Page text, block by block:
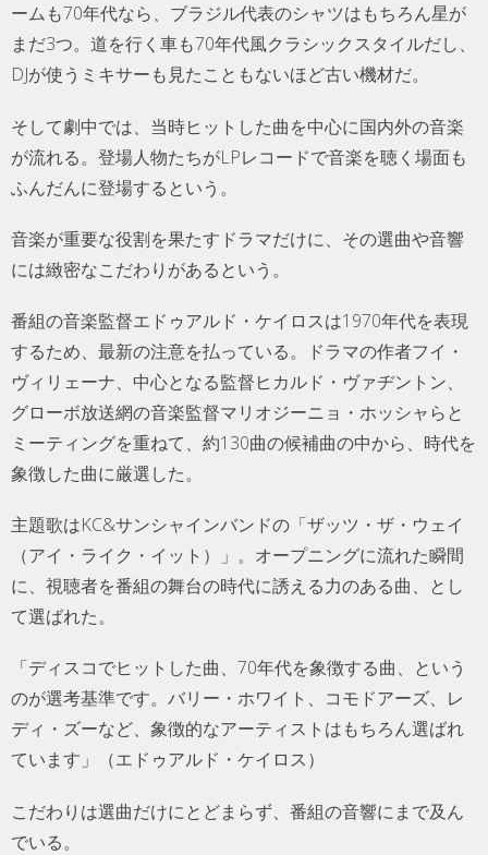
ームも70年代なら、ブラジル代表のシャツはもちろん星が
まだ3つ。道を行く車も70年代風クラシックスタイルだし、
DJが使うミキサーも見たこともないほど古い機材だ。
そして劇中では、当時ヒットした曲を中心に国内外の音楽
が流れる。登場人物たちがLPレコードで音楽を聴く場面も
ふんだんに登場するという。
音楽が重要な役割を果たすドラマだけに、その選曲や音響
には緻密なこだわりがあるという。
番組の音楽監督エドゥアルド・ケイロスは1970年代を表現
するため、最新の注意を払っている。ドラマの作者フイ・
ヴィリェーナ、中心となる監督ヒカルド・ヴァヂントン、
グローボ放送網の音楽監督マリオジーニョ・ホッシャらと
ミーティングを重ねて、約130曲の候補曲の中から、時代を
象徴した曲に厳選した。
主題歌はKC&サンシャインバンドの「ザッツ・ザ・ウェイ
（アイ・ライク・イット）」。オープニングに流れた瞬間
に、視聴者を番組の舞台の時代に誘える力のある曲、とし
て選ばれた。
「ディスコでヒットした曲、70年代を象徴する曲、という
のが選考基準です。バリー・ホワイト、コモドアーズ、レ
ディ・ズーなど、象徴的なアーティストはもちろん選ばれ
ています」（エドゥアルド・ケイロス）
こだわりは選曲だけにとどまらず、番組の音響にまで及ん
でいる。